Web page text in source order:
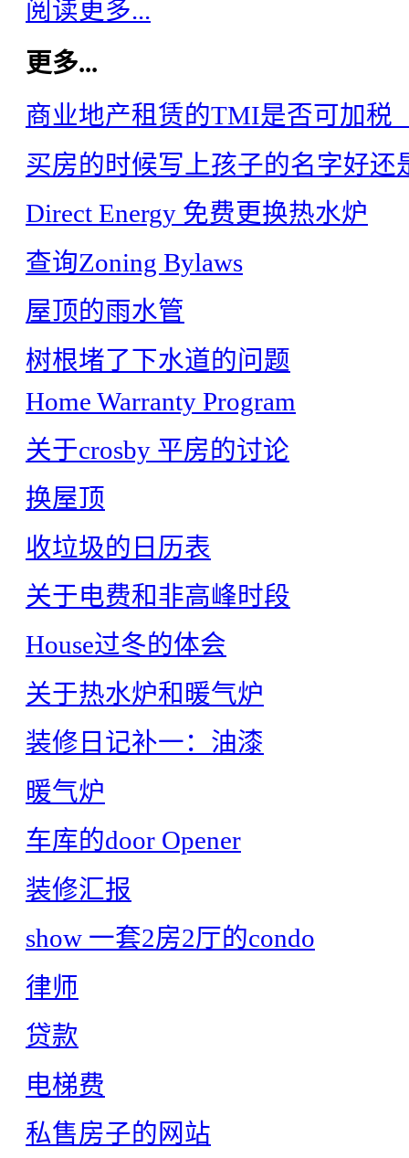
阅读更多...
更多...
商业地产租赁的TMI是否可加税
买房的时候写上孩子的名字好
Direct Energy 免费更换热水炉
查询Zoning Bylaws
屋顶的雨水管
树根堵了下水道的问题
Home Warranty Program
关于crosby 平房的讨论
换屋顶
收垃圾的日历表
关于电费和非高峰时段
House过冬的体会
关于热水炉和暖气炉
装修日记补一：油漆
暖气炉
车库的door Opener
装修汇报
show 一套2房2厅的condo
律师
贷款
电梯费
私售房子的网站